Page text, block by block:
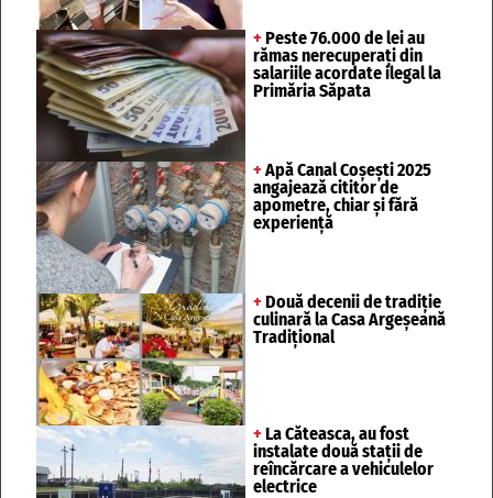
+ Peste 76.000 de lei au
rămas nerecuperați din
salariile acordate ilegal la
Primăria Săpata
+ Apă Canal Coșești 2025
angajează cititor de
apometre, chiar și fără
experiență
+ Două decenii de tradiție
culinară la Casa Argeșeană
Tradițional
+ La Căteasca, au fost
instalate două stații de
reîncărcare a vehiculelor
electrice